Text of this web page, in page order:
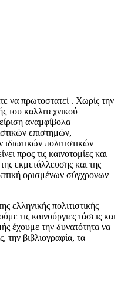
να πρωτοστατεί . Χωρίς την
του καλλιτεχνικού
αναμφίβολα
επιστημών,
πολιτιστικών
προς τις καινοτομίες και
εκμετάλλευσης και της
ορισμένων σύγχρονων
ελληνικής πολιτιστικής
τις καινούργιες τάσεις και
έχουμε την δυνατότητα να
την βιβλιογραφία, τα